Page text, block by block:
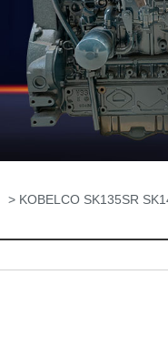
> KOBELCO SK135SR